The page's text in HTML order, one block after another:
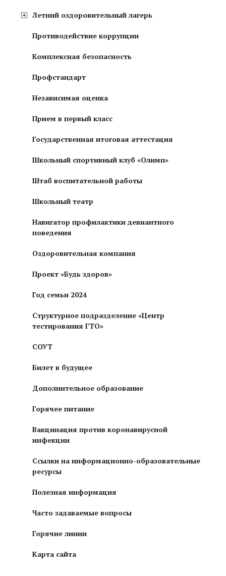
Летний оздоровительный лагерь
Противодействие коррупции
Комплексная безопасность
Профстандарт
Независимая оценка
Прием в первый класс
Государственная итоговая аттестация
Школьный спортивный клуб «Олимп»
Штаб воспитательной работы
Школьный театр
Навигатор профилактики девиантного
поведения
Оздоровительная компания
Проект «Будь здоров»
Год семьи 2024
Структурное подразделение «Центр
тестирования ГТО»
СОУТ
Билет в будущее
Дополнительное образование
Горячее питание
Вакцинация против коронавирусной
инфекции
Ссылки на информационно-образовательные
ресурсы
Полезная информация
Часто задаваемые вопросы
Горячие линии
Карта сайта